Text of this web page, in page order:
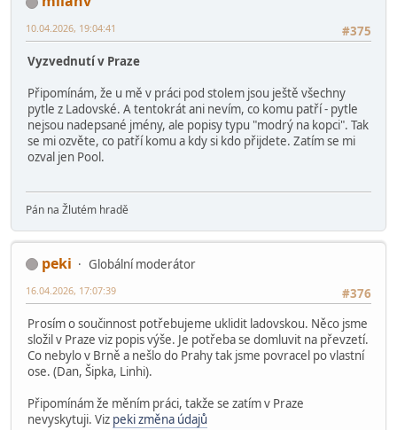
#375
10.04.2026, 19:04:41
Vyzvednutí v Praze
Připomínám, že u mě v práci pod stolem jsou ještě všechny
pytle z Ladovské. A tentokrát ani nevím, co komu patří - pytle
nejsou nadepsané jmény, ale popisy typu "modrý na kopci". Tak
se mi ozvěte, co patří komu a kdy si kdo přijdete. Zatím se mi
ozval jen Pool.
Pán na Žlutém hradě
peki
Globální moderátor
#376
16.04.2026, 17:07:39
Prosím o součinnost potřebujeme uklidit ladovskou. Něco jsme
složil v Praze viz popis výše. Je potřeba se domluvit na převzetí.
Co nebylo v Brně a nešlo do Prahy tak jsme povracel po vlastní
ose. (Dan, Šipka, Linhi).
Připomínám že měním práci, takže se zatím v Praze
nevyskytuji. Viz peki změna údajů